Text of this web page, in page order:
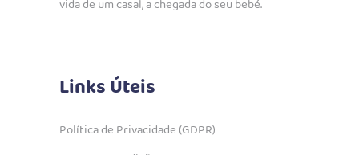
vida de um casal, a chegada do seu bebé.
Links Úteis
Política de Privacidade (GDPR)